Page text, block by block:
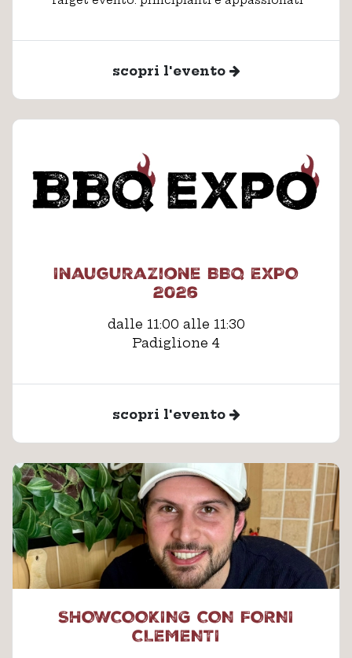
scopri l'evento
Inaugurazione BBQ EXPO
2026
dalle 11:00 alle 11:30
Padiglione 4
scopri l'evento
SHOWCOOKING CON FORNI
CLEMENTI